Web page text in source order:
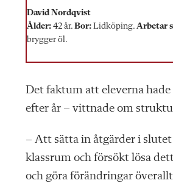
David Nordqvist
Ålder: 42 år. Bor: Lidköping. Arbetar
brygger öl.
Det faktum att eleverna
efter år – vittnade om
– Att sätta in åtgärder i
klassrum och försökt lösa
och göra förändringar